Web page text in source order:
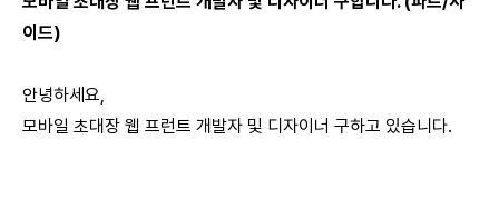
이드)
안녕하세요,
모바일 초대장 웹 프런트 개발자 및 디자이너 구하고 있습니다.